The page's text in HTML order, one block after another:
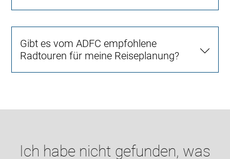
Gibt es vom ADFC empfohlene
Radtouren für meine Reiseplanung?
Ich habe nicht gefunden, was